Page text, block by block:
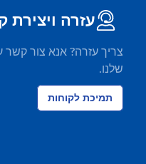
עזרה ויצירת
צריך עזרה? אנא צור
שלנו.
תמיכת לקוחות